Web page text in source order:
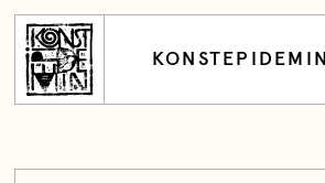
KONSTEPIDEMIN